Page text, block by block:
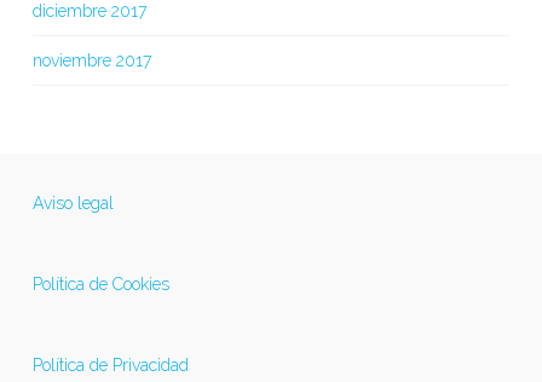
diciembre 2017
noviembre 2017
Aviso legal
Política de Cookies
Política de Privacidad